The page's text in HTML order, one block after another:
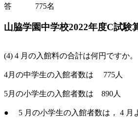
答 775名
山脇学園中学校2022年度C試
(4) 4 月の入館料の合計は何円ですか。
4月の中学生の入館者数は 775人
5月の小学生の入館者数は 890人
● 5 月の小学生の入館者数は， 4 月